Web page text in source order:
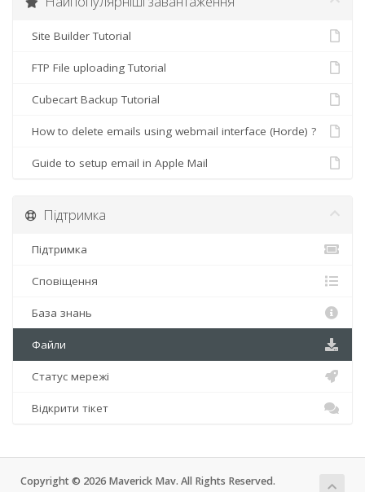
Site Builder Tutorial
FTP File uploading Tutorial
Cubecart Backup Tutorial
How to delete emails using webmail interface (Horde) ?
Guide to setup email in Apple Mail
Підтримка
Підтримка
Сповіщення
База знань
Файли
Статус мережі
Відкрити тікет
Copyright © 2026 Maverick Mav. All Rights Reserved.